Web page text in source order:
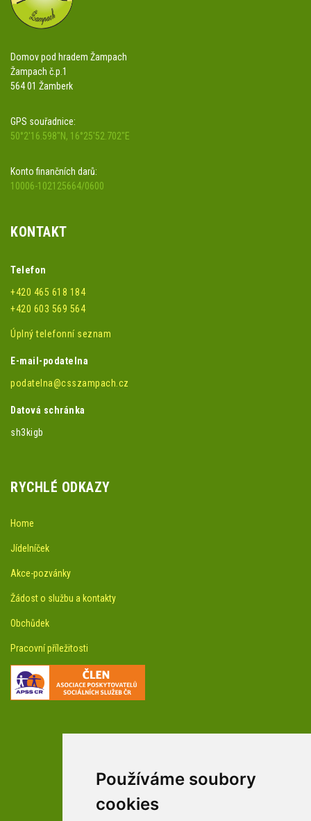
Používáme soubory
cookies
Domov pod hradem Žampach
Žampach č.p.1
564 01 Žamberk
GPS souřadnice:
50°2'16.598"N, 16°25'52.702"E
Konto finančních darů:
10006-102125664/0600
KONTAKT
Telefon
+420 465 618 184
+420 603 569 564
Úplný telefonní seznam
E-mail-podatelna
podatelna@csszampach.cz
Datová schránka
sh3kigb
RYCHLÉ ODKAZY
Home
Jídelníček
Akce-pozvánky
Žádost o službu a kontakty
Obchůdek
Pracovní příležitosti
facebookové profily domova a arboreta